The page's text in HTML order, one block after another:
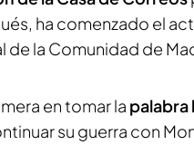
ha comenzado el
de la Comunidad de
en tomar la palabra
su guerra con